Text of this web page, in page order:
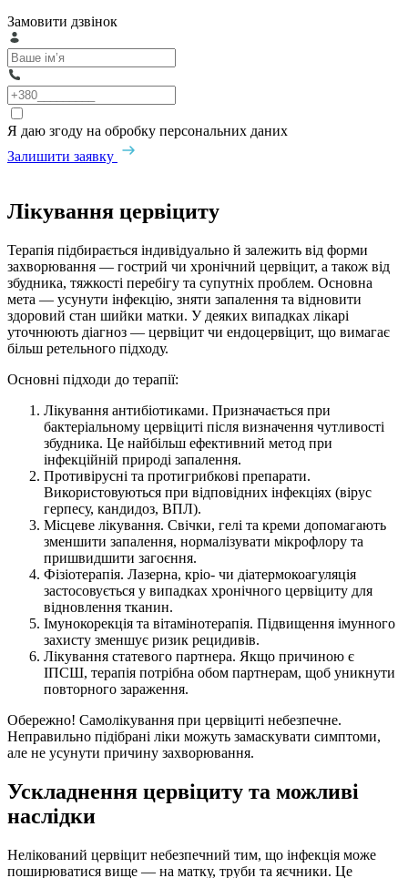
Замовити дзвінок
Я даю згоду на обробку персональних даних
Залишити заявку
Лікування цервіциту
Терапія підбирається індивідуально й залежить від форми
захворювання — гострий чи хронічний цервіцит, а також від
збудника, тяжкості перебігу та супутніх проблем. Основна
мета — усунути інфекцію, зняти запалення та відновити
здоровий стан шийки матки. У деяких випадках лікарі
уточнюють діагноз — цервіцит чи ендоцервіцит, що вимагає
більш ретельного підходу.
Основні підходи до терапії:
Лікування антибіотиками. Призначається при
бактеріальному цервіциті після визначення чутливості
збудника. Це найбільш ефективний метод при
інфекційній природі запалення.
Противірусні та протигрибкові препарати.
Використовуються при відповідних інфекціях (вірус
герпесу, кандидоз, ВПЛ).
Місцеве лікування. Свічки, гелі та креми допомагають
зменшити запалення, нормалізувати мікрофлору та
пришвидшити загоєння.
Фізіотерапія. Лазерна, кріо- чи діатермокоагуляція
застосовується у випадках хронічного цервіциту для
відновлення тканин.
Імунокорекція та вітамінотерапія. Підвищення імунного
захисту зменшує ризик рецидивів.
Лікування статевого партнера. Якщо причиною є
ІПСШ, терапія потрібна обом партнерам, щоб уникнути
повторного зараження.
Обережно! Самолікування при цервіциті небезпечне.
Неправильно підібрані ліки можуть замаскувати симптоми,
але не усунути причину захворювання.
Ускладнення цервіциту та можливі
наслідки
Нелікований цервіцит небезпечний тим, що інфекція може
поширюватися вище — на матку, труби та яєчники. Це